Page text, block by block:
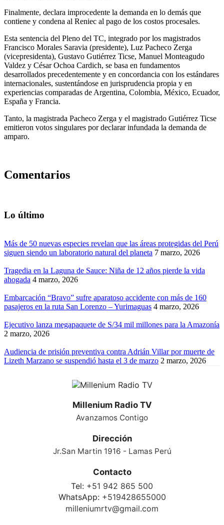
Finalmente, declara improcedente la demanda en lo demás que
contiene y condena al Reniec al pago de los costos procesales.
Esta sentencia del Pleno del TC, integrado por los magistrados
Francisco Morales Saravia (presidente), Luz Pacheco Zerga
(vicepresidenta), Gustavo Gutiérrez Ticse, Manuel Monteagudo
Valdez y César Ochoa Cardich, se basa en fundamentos
desarrollados precedentemente y en concordancia con los estándares
internacionales, sustentándose en jurisprudencia propia y en
experiencias comparadas de Argentina, Colombia, México, Ecuador,
España y Francia.
Tanto, la magistrada Pacheco Zerga y el magistrado Gutiérrez Ticse
emitieron votos singulares por declarar infundada la demanda de
amparo.
Comentarios
Lo último
Más de 50 nuevas especies revelan que las áreas protegidas del Perú
siguen siendo un laboratorio natural del planeta 7 marzo, 2026
Tragedia en la Laguna de Sauce: Niña de 12 años pierde la vida
ahogada 4 marzo, 2026
Embarcación “Bravo” sufre aparatoso accidente con más de 160
pasajeros en la ruta San Lorenzo – Yurimaguas 4 marzo, 2026
Ejecutivo lanza megapaquete de S/34 mil millones para la Amazonía
2 marzo, 2026
Audiencia de prisión preventiva contra Adrián Villar por muerte de
Lizeth Marzano se suspendió hasta el 3 de marzo 2 marzo, 2026
Millenium Radio TV
Avanzamos Contigo
Dirección
Jr.San Martin 1916 - Lamas Perú
Contacto
Tel: +51 942 865 500
WhatsApp: +519428655000
milleniumrtv@gmail.com